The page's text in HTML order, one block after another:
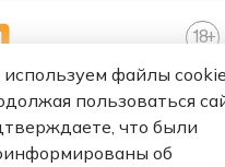
18+
файлы
пользоваться
что были
об